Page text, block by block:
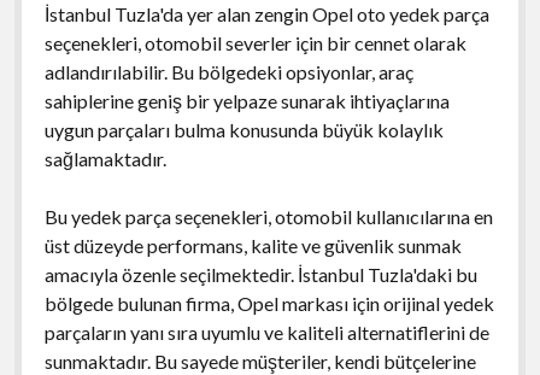
İstanbul Tuzla'da yer alan zengin Opel oto yedek parça
seçenekleri, otomobil severler için bir cennet olarak
adlandırılabilir. Bu bölgedeki opsiyonlar, araç
sahiplerine geniş bir yelpaze sunarak ihtiyaçlarına
uygun parçaları bulma konusunda büyük kolaylık
sağlamaktadır.
Bu yedek parça seçenekleri, otomobil kullanıcılarına en
üst düzeyde performans, kalite ve güvenlik sunmak
amacıyla özenle seçilmektedir. İstanbul Tuzla'daki bu
bölgede bulunan firma, Opel markası için orijinal yedek
parçaların yanı sıra uyumlu ve kaliteli alternatiflerini de
sunmaktadır. Bu sayede müşteriler, kendi bütçelerine